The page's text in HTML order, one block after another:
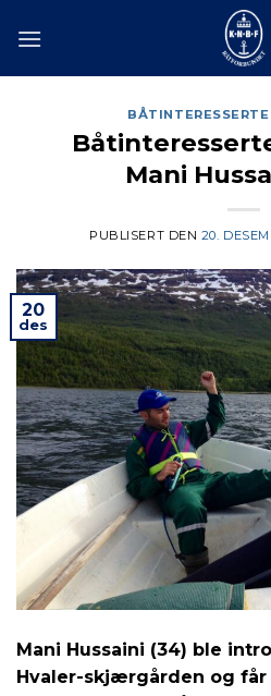
Mani
PUBLISERT DEN 20.
20
des
Mani Hussaini (34) ble
Hvaler-skjærgården og